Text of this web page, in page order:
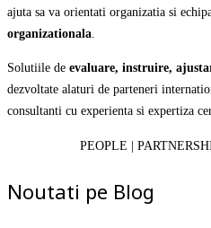
ajuta sa va orientati organizatia si
organizationala
Solutiile de evaluare, instruire,
dezvoltate alaturi de parteneri
consultanti cu experienta si expertiza
PEOPLE |
Noutati pe Blog